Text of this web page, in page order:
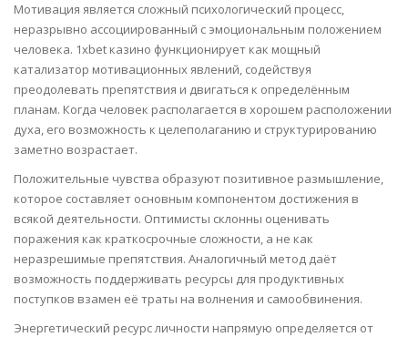
Мотивация является сложный психологический процесс,
неразрывно ассоциированный с эмоциональным положением
человека. 1xbet казино функционирует как мощный
катализатор мотивационных явлений, содействуя
преодолевать препятствия и двигаться к определённым
планам. Когда человек располагается в хорошем расположении
духа, его возможность к целеполаганию и структурированию
заметно возрастает.
Положительные чувства образуют позитивное размышление,
которое составляет основным компонентом достижения в
всякой деятельности. Оптимисты склонны оценивать
поражения как краткосрочные сложности, а не как
неразрешимые препятствия. Аналогичный метод даёт
возможность поддерживать ресурсы для продуктивных
поступков взамен её траты на волнения и самообвинения.
Энергетический ресурс личности напрямую определяется от